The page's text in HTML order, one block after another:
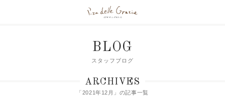
BLOG
スタッフブログ
ARCHIVES
「2021年12月」の記事一覧